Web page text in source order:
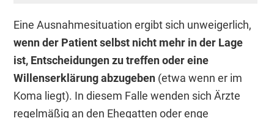
Eine Ausnahmesituation ergibt sich unweigerlich,
wenn der Patient selbst nicht mehr in der Lage
ist, Entscheidungen zu treffen oder eine
Willenserklärung abzugeben (etwa wenn er im
Koma liegt). In diesem Falle wenden sich Ärzte
regelmäßig an den Ehegatten oder enge